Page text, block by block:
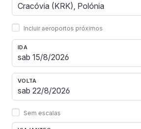
Incluir aeroportos próximos
IDA
VOLTA
Sem escalas